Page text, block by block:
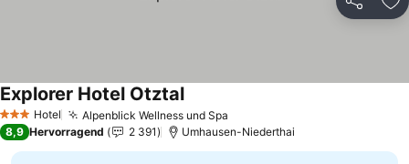
Teilen
3 SterneHotel Alpenblick Wellness und Spa
Explorer Hotel Otztal
8,9 Hervorragend 2 391 Umhausen-Niederthai